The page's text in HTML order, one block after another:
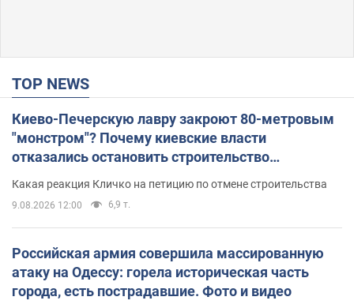
TOP NEWS
Киево-Печерскую лавру закроют 80-метровым
"монстром"? Почему киевские власти
отказались остановить строительство
Какая реакция Кличко на петицию по отмене строительства
9.08.2026 12:00 6,9 т.
Российская армия совершила массированную
атаку на Одессу: горела историческая часть
города, есть пострадавшие. Фото и видео